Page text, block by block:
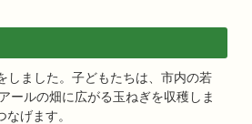
ました。子どもたちは、市内の若
ールの畑に広がる玉ねぎを収穫しま
げます。